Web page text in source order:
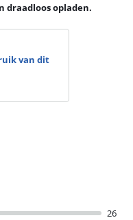
draadloos opladen.
van dit
reviews.
26